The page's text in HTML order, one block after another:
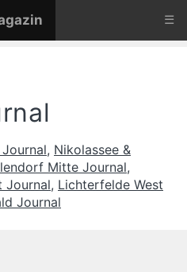
☰
Journal, Nikolassee &
Mitte Journal,
Journal, Lichterfelde West
Journal